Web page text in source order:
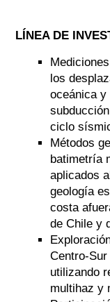
LÍNEA DE
los
oceánica y
ciclo
Métodos
batimetría
aplicados
geología
costa
de Chile y
Centro-
utilizando
multihaz y